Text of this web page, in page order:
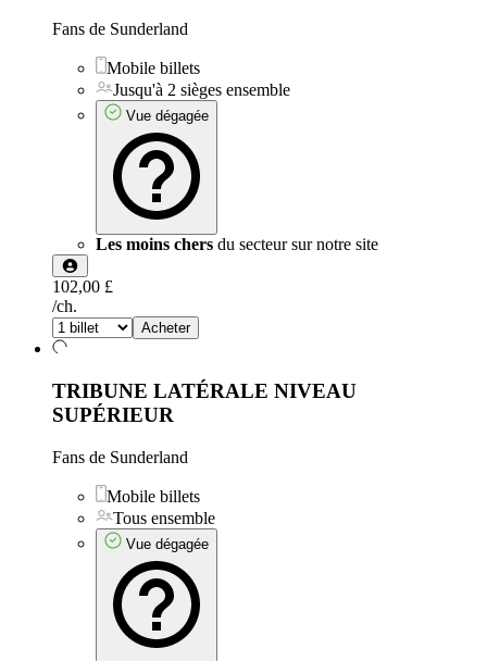
Fans de Sunderland
Mobile billets
Jusqu'à 2 sièges ensemble
Vue dégagée
Les moins chers du secteur sur notre site
102,00 £
/ch.
Acheter
TRIBUNE LATÉRALE NIVEAU
SUPÉRIEUR
Fans de Sunderland
Mobile billets
Tous ensemble
Vue dégagée